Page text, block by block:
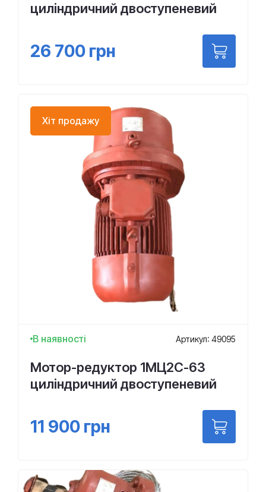
циліндричний двоступеневий
26 700 грн
Хіт продажу
В наявності Артикул: 49095
Мотор-редуктор 1МЦ2С-63
циліндричний двоступеневий
11 900 грн